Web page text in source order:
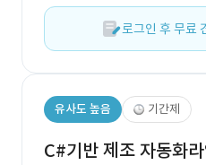
로그인 후 무료
유사도 높음 기간제
C#기반 제조 자동화